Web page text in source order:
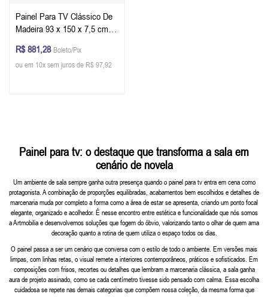
Painel Para TV Clássico De
Madeira 93 x 150 x 7,5 cm (A
R$ 881,28 Boleto/Pix
ou em 10x sem juros de R$ 97,92
Painel para tv: o destaque que transforma a sala em
cenário de novela
Um ambiente de sala sempre ganha outra presença quando o painel para tv entra em cena como
protagonista. A combinação de proporções equilibradas, acabamentos bem escolhidos e detalhes de
marcenaria muda por completo a forma como a área de estar se apresenta, criando um ponto focal
elegante, organizado e acolhedor. É nesse encontro entre estética e funcionalidade que nós somos
a Artmobilia e desenvolvemos soluções que fogem do óbvio, valorizando tanto o olhar de quem ama
decoração quanto a rotina de quem utiliza o espaço todos os dias.
O painel passa a ser um cenário que conversa com o estilo de todo o ambiente. Em versões mais
limpas, com linhas retas, o visual remete a interiores contemporâneos, práticos e sofisticados. Em
composições com frisos, recortes ou detalhes que lembram a marcenaria clássica, a sala ganha
aura de projeto assinado, como se cada centímetro tivesse sido pensado com calma. Essa escolha
cuidadosa se repete nas demais categorias que compõem nossa coleção, da mesma forma que